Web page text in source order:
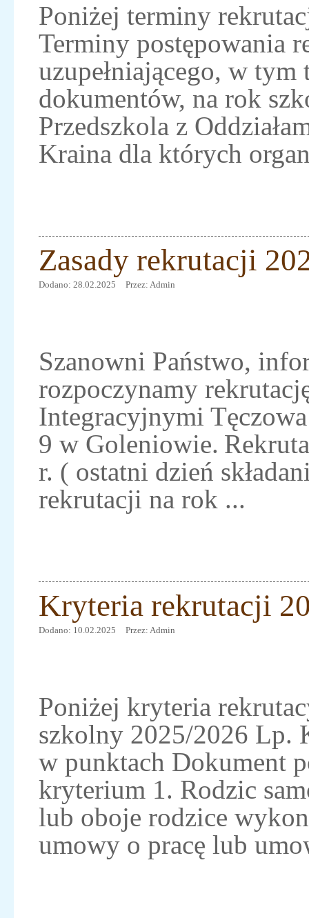
Poniżej terminy
Terminy postępowania
uzupełniającego, w tym
dokumentów, na rok
Przedszkola z
Kraina dla których
Zasady rekrutacji
Dodano: 28.02.2025 Przez: Admin
Szanowni Państwo,
rozpoczynamy
Integracyjnymi
9 w Goleniowie.
r. ( ostatni dzień
rekrutacji na rok ...
Kryteria rekrutacji
Dodano: 10.02.2025 Przez: Admin
Poniżej kryteria
szkolny 2025/2026 Lp.
w punktach Dokument
kryterium 1. Rodzic
lub oboje rodzice
umowy o pracę lub